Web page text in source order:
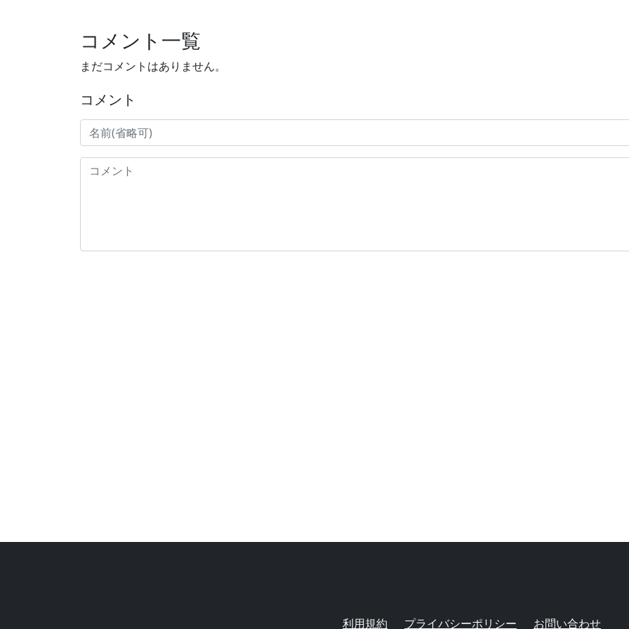
コメント一覧
まだコメントはありません。
コメント
利用規約 プライバシーポリシー お問い合わせ